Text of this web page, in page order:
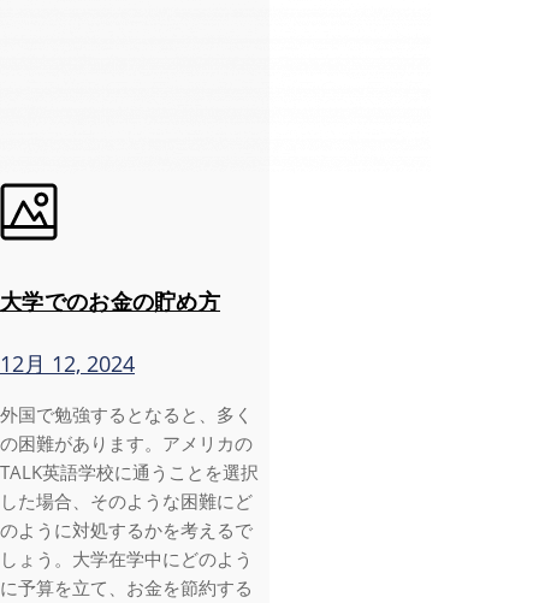
大学でのお金の貯め方
12月 12, 2024
外国で勉強するとなると、多く
の困難があります。アメリカの
TALK英語学校に通うことを選択
した場合、そのような困難にど
のように対処するかを考えるで
しょう。大学在学中にどのよう
に予算を立て、お金を節約する